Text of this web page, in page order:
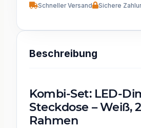
Schneller Versand Sichere
Beschreibung
Kombi-Set: LED-
Steckdose – Weiß,
Rahmen